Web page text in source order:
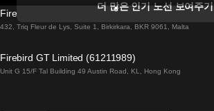
더블린에서 골웨이 열차
로마에서 나폴리 열차
더 많은 인기 노선 보여주기
Firebird GT Limited (OC 1451)
432, Triq Fleur de Lys, Suite 1, Birkirkara, BKR 9061, Malta
Firebird GT Limited (61211989)
Unit G 15/F Tal Building 49 Austin Road, KL, Hong Kong